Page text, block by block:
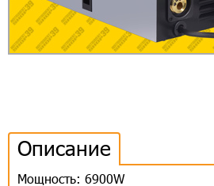
Описание
Мощность: 6900W